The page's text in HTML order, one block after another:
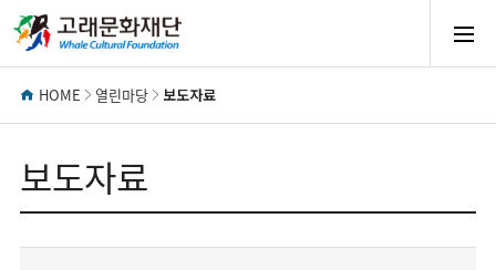
모
HOME 열린마당 보도자료
보도자료